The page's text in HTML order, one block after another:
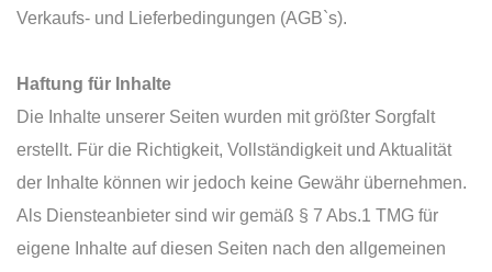
Verkaufs- und Lieferbedingungen (AGB`s).
Haftung für Inhalte
Die Inhalte unserer Seiten wurden mit größter Sorgfalt
erstellt. Für die Richtigkeit, Vollständigkeit und Aktualität
der Inhalte können wir jedoch keine Gewähr übernehmen.
Als Diensteanbieter sind wir gemäß § 7 Abs.1 TMG für
eigene Inhalte auf diesen Seiten nach den allgemeinen